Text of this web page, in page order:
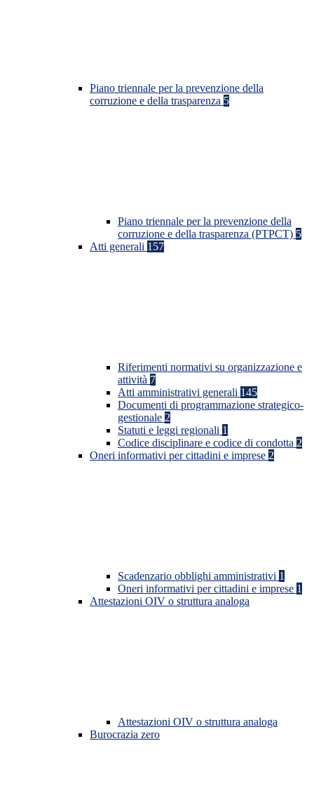
Piano triennale per la prevenzione della
corruzione e della trasparenza 5
Piano triennale per la prevenzione della
corruzione e della trasparenza (PTPCT) 5
Atti generali 157
Riferimenti normativi su organizzazione e
attività 7
Atti amministrativi generali 145
Documenti di programmazione strategico-
gestionale 2
Statuti e leggi regionali 1
Codice disciplinare e codice di condotta 2
Oneri informativi per cittadini e imprese 2
Scadenzario obblighi amministrativi 1
Oneri informativi per cittadini e imprese 1
Attestazioni OIV o struttura analoga
Attestazioni OIV o struttura analoga
Burocrazia zero